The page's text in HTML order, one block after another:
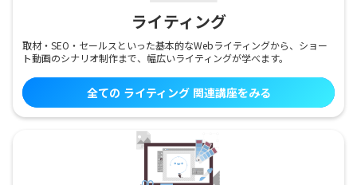
ライティング
取材・SEO・セールスといった基本的なWebライティングから、ショー
ト動画のシナリオ制作まで、幅広いライティングが学べます。
全ての ライティング 関連講座をみる